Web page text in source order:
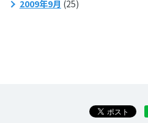
2009年9月 (25)